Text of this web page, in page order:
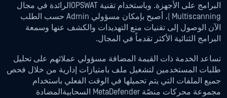
البرامج على الأجهزة. وباستخدام تقنية OPSWATالرائدة في مجال
Multiscanning )، أصبح بإمكان مسؤولي Admin حسب الطلب
الآن الوصول إلى تقنيات منع التهديدات والكشف عنها وسمعة
البرامج الثنائية الأكثر تقدماً في المجال.
تساعد الخدمة ذات القيمة المضافة مسؤولي عملائهم على تحليل
طلبات المستخدمين لتشغيل ملف بامتيازات إدارية من خلال فحص
جميع الملفات التي يتم تحميلها في الوقت الفعلي باستخدام
مجموعة محركات منصّة MetaDefender السحابيةالمضادة